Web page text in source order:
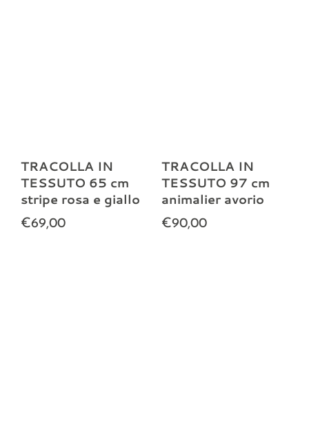
TRACOLLA IN
TESSUTO 65 cm
stripe rosa e giallo
€69,00
TRACOLLA IN
TESSUTO 97 cm
animalier avorio
€90,00